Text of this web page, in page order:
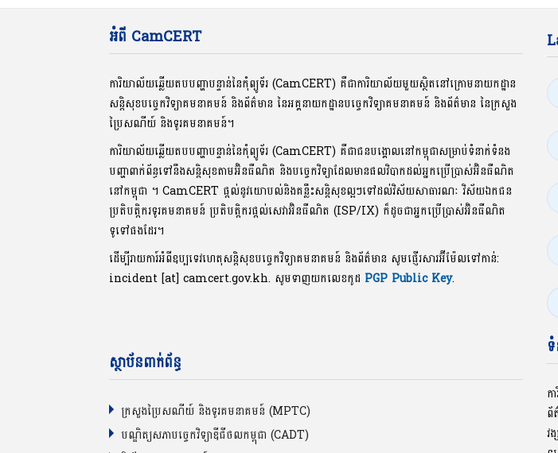
អំពី CamCERT
ការិយាល័យឆ្លើយតបបញ្ហាបន្ទាន់នៃកុំព្យូទ័រ (CamCERT) គឺជាការិយាល័យមួយស្ថិតនៅក្រោមនាយកដ្ឋាន
សន្តិសុខបច្ចេកវិទ្យាគមនាគមន៍ និងព័ត៌មាន នៃអគ្គនាយកដ្ឋានបច្ចេកវិទ្យាគមនាគមន៍ និងព័ត៌មាន នៃក្រសួង
ប្រៃសណីយ៍ និងទូរគមនាគមន៍។
ការិយាល័យឆ្លើយតបបញ្ហាបន្ទាន់នៃកុំព្យូទ័រ (CamCERT) គឺជាជនបង្គោលនៅកម្ពុជាសម្រាប់ទំនាក់ទំនង
បញ្ហាពាក់ព័ន្ធទៅនឹងសន្តិសុខតាមអ៊ិនធឺណិត និងបច្ចេកវិទ្យាដែលមានផលវិបាកដល់អ្នកប្រើប្រាស់អ៊ិនធឺណិត
នៅកម្ពុជា ។ CamCERT ផ្តល់នូវយោបល់និងគន្លឹះសន្តិសុខល្អៗទៅដល់វិស័យសាធារណៈ វិស័យឯកជន
ប្រតិបត្តិករទូរគមនាគមន៍ ប្រតិបត្តិករផ្តល់សេវាអ៊ិនធឺណិត (ISP/IX) ក៏ដូចជាអ្នកប្រើប្រាស់អ៊ិនធឺណិត
ទូទៅផងដែរ។
ដើម្បីរាយការ៍អំពីឧប្បទេវហេតុសន្តិសុខបច្ចេកវិទ្យាគមនាគមន៍ និងព័ត៌មាន សូមផ្ញើរសារអ៊ីម៉ែលទៅកាន់:
incident [at] camcert.gov.kh. សូមទាញយកលេខកូដ PGP Public Key.
ស្ថាប័នពាក់ព័ន្ធ
ក្រសួងប្រៃសណីយ៍ និងទូរគមនាគមន៍ (MPTC)
បណ្ឌិត្យសភាបច្ចេកវិទ្យាឌីជីថលកម្ពុជា (CADT)
ក
ព័
វ